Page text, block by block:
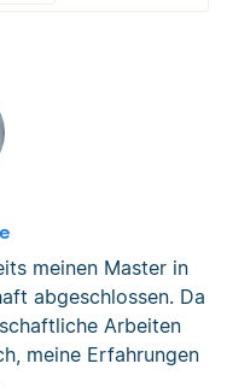
meinen Master in
abgeschlossen. Da
Arbeiten
meine Erfahrungen